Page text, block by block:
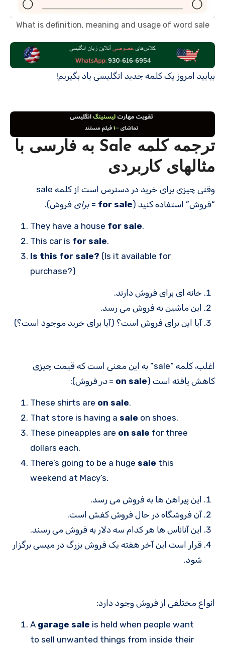
What is definition, meaning and usage of word sale
بیایید امروز یک کلمه جدید انگلیسی یاد بگیریم!
ترجمه کلمه Sale به فارسی با
مثالهای کاربردی
وقتی چیزی برای خرید در دسترس است از کلمه sale
“فروش” استفاده کنید (for sale
= برای فروش).
They have a house for sale.
This car is for sale.
Is this for sale? (Is it available for
purchase?)
خانه ای برای فروش دارند.
این ماشین به فروش می رسد.
آیا این برای فروش است؟ (آیا برای خرید موجود است؟)
اغلب، کلمه “sale” به این معنی است که قیمت چیزی
کاهش یافته است (on sale
=در فروش):
These shirts are on sale.
That store is having a sale on shoes.
These pineapples are on sale for three
dollars each.
There’s going to be a huge sale this
weekend at Macy’s.
این پیراهن ها به فروش می رسد.
آن فروشگاه در حال فروش کفش است.
این آناناس ها هر کدام سه دلار به فروش می رسند.
قرار است این آخر هفته یک فروش بزرگ در میسی برگزار
شود.
انواع مختلفی از فروش وجود دارد:
A garage sale is held when people want
to sell unwanted things from inside their